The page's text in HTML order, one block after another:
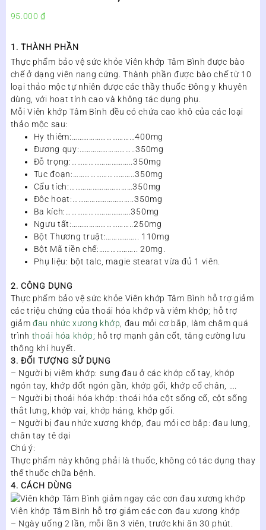
95.000₫
1. THÀNH PHẦN
Thực phẩm bảo vệ sức khỏe Viên khớp Tâm Bình được bào
chế ở dạng viên nang cứng. Thành phần được bào chế từ 10
loại thảo mộc tự nhiên được các thầy thuốc Đông y khuyên
dùng, với hoạt tính cao và không tác dụng phụ.
Mỗi Viên khớp Tâm Bình đều có chứa cao khô của các loại
thảo mộc sau:
Hy thiêm:……………………………400mg
Đương quy:………………………..350mg
Đỗ trọng:…………………………..350mg
Tục đoạn:…………………………..350mg
Cẩu tích:……………………………350mg
Đôc hoạt:…………………………..350mg
Ba kích:…………………………….350mg
Ngưu tất:…………………………..250mg
Bột Thương truật:…………….. 110mg
Bột Mã tiền chế:……………….. 20mg.
Phụ liệu: bột talc, magie stearat vừa đủ 1 viên.
2. CÔNG DỤNG
Thực phẩm bảo vệ sức khỏe Viên khớp Tâm Bình hỗ trợ giảm
các triệu chứng của thoái hóa khớp và viêm khớp; hỗ trợ
giảm đau nhức xương khớp , đau mỏi cơ bắp, làm chậm quá
trình thoái hóa khớp; hỗ trợ mạnh gân cốt, tăng cường lưu
thông khí huyết.
3. ĐỐI TƯỢNG SỬ DỤNG
– Người bị viêm khớp: sưng đau ở các khớp cổ tay, khớp
ngón tay, khớp đốt ngón gần, khớp gối, khớp cổ chân, ….
– Người bị thoái hóa khớp: thoái hóa cột sống cổ, cột sống
thắt lưng, khớp vai, khớp háng, khớp gối.
– Người bị đau nhức xương khớp, đau mỏi cơ bắp: đau lưng,
chân tay tê dại
Chú ý:
Thực phẩm này không phải là thuốc, không có tác dụng thay
thế thuốc chữa bệnh.
4. CÁCH DÙNG
Viên khớp Tâm Bình hỗ trợ giảm các cơn đau xương khớp
– Ngày uống 2 lần, mỗi lần 3 viên, trước khi ăn 30 phút.